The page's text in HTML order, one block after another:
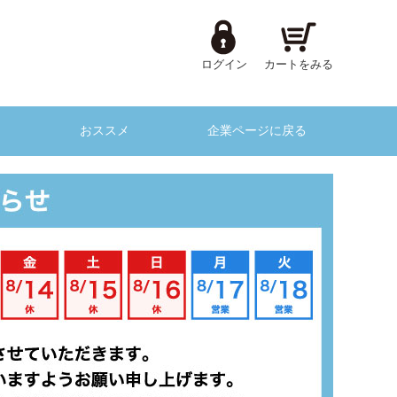
ログイン カートをみる
おススメ 企業ページに戻る